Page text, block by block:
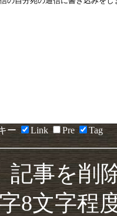
ー Link Pre Tag
記事を削
8文字程